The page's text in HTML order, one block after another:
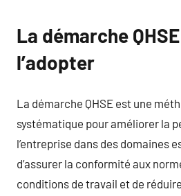
La démarche
l’adopter
La démarche QHSE est une
systématique pour améliorer la
l’entreprise dans des domaines
d’assurer la conformité aux
conditions de travail et de